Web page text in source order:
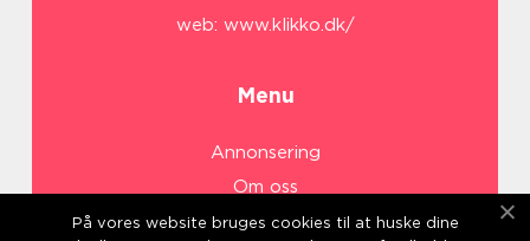
web: www.klikko.dk/
Menu
Annonsering
Om oss
Cookies
På vores website bruges cookies til at huske dine